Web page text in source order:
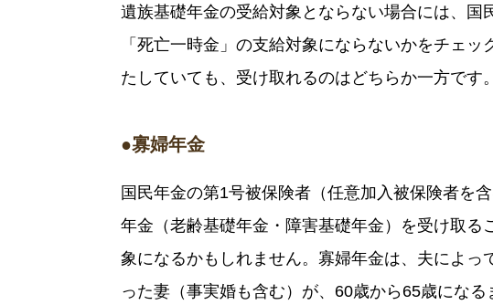
遺族基礎年金の受給対象とならない場合には、国
「死亡一時金」の支給対象にならないかをチェ
たしていても、受け取れるのはどちらか一方です。
●寡婦年金
国民年金の第1号被保険者（任意加入被保険者を
年金（老齢基礎年金・障害基礎年金）を受け取
象になるかもしれません。寡婦年金は、夫によ
った妻（事実婚も含む）が、60歳から65歳になる